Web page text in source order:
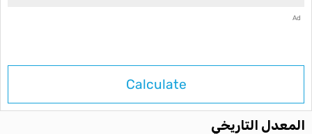
Ad
Calculate
المعدل التاريخي